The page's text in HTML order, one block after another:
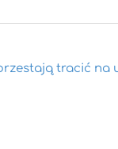
tracić